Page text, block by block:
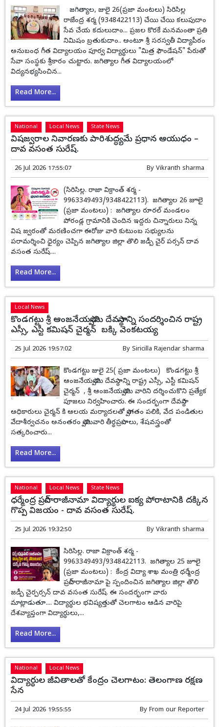
జగిత్యాల, జులై 26(ప్రజా మంటలు) సిరిసిల్ల
రాజేంద్ర శర్మ (9348422113) చేయి చేయి కలుపుదాం
సేవ చేయ కదులుదాం... ప్రజల కొరకే మనమంతా ప్రతి
నిమిషం బ్రతుకుదాం.. అంటూ శ్రీ సరస్వతీ విద్యాపీఠం
అనుబంధ గీత విద్యాలయం పూర్వ విద్యార్థులు "మిత్ర ఫౌండేషన్" పేరుతో
సేవా సంస్థకు శ్రీకారం చుట్టారు. జగిత్యాల గీత విద్యాలయంలో
విద్యనభ్యసించిన...
Read More...
National Local News State News
విషజ్వరాల నివారణకు పారిశుద్ధ్యమే ప్రధాన ఆయుధం –
దావ వసంత సురేష్.
26 Jul 2026 17:55:07 By Vikranth sharma
(సిరిసిల్ల. రాజా విక్రాంత్ శర్మ -
9963349493/9348422113). జగిత్యాల 26 జూలై
(ప్రజా మంటలు) : జగిత్యాల రూరల్ మండలం
పోరండ్ల గ్రామానికి చెందిన ఇద్దరు చిన్నారులు నిన్న
విష జ్వరంతో మరణించగా ఈరోజు వారి కుటుంబ సభ్యులను
పరామర్శించి ధైర్యం చెప్పిన జగిత్యాల జిల్లా తొలి జడ్పీ చైర్ పర్సన్ దావ
వసంత సురేష్....
Read More...
Local News
కొండగట్టు శ్రీ ఆంజనేయస్వామి దేవస్థానాన్ని సందర్శించిన రాష్ట్ర
ఎస్సీ, ఎస్టీ కమిషన్ చైర్మన్ బక్కి వెంకటయ్య
25 Jul 2026 19:57:02 By Siricilla Rajendar sharma
కొండగట్టు జులై 25( ప్రజా మంటలు) కొండగట్టు శ్రీ
ఆంజనేయస్వామి దేవస్థానాన్ని రాష్ట్ర ఎస్సీ, ఎస్టీ కమిషన్
చైర్మన్ , శ్రీ ఆంజనేయస్వామి వారిని దర్శించుకొని ప్రత్యేక
పూజలు నిర్వహించారు. ఈ సందర్భంగా దేవస్థాన
అధికారులు చైర్మన్ కి ఆలయ మర్యాదలతో స్వాగతం పలికి, వేద పండితుల
వేదాశీర్వచనం అనంతరం స్వామివారి తీర్థప్రసాదాలు, శేషవస్త్రంతో
సత్కరించారు...
Read More...
National Local News State News
ధర్మేంద్ర ప్రసాద్ రాజీనామా విద్యార్థుల ఐక్య పోరాటానికి దక్కిన
గొప్ప విజయం - దావ వసంత సురేష్.
25 Jul 2026 19:32:50 By Vikranth sharma
సిరిసిల్ల. రాజా విక్రాంత్ శర్మ -
9963349493/9348422113. జగిత్యాల 25 జూలై
(ప్రజా మంటలు) : కేంద్ర విద్యా శాఖ మంత్రి ధర్మేంద్ర
ప్రసాద్ రాజీనామా పై స్పందించిన జగిత్యాల జిల్లా తొలి
జడ్పీ చైర్పర్సన్ దావ వసంత సురేష్. ఈ సందర్భంగా వారు
మాట్లాడుతూ.... విద్యార్థుల భవిష్యత్తుతో చెలగాటం ఆడిన వారిపై
దేశవ్యాప్తంగా విద్యార్థులు,...
Read More...
National Local News
విద్యార్థుల జీవితాలతో కేంద్రం చెలగాటం: తెలంగాణ రక్షణ
సేన
24 Jul 2026 19:55:55 By From our Reporter